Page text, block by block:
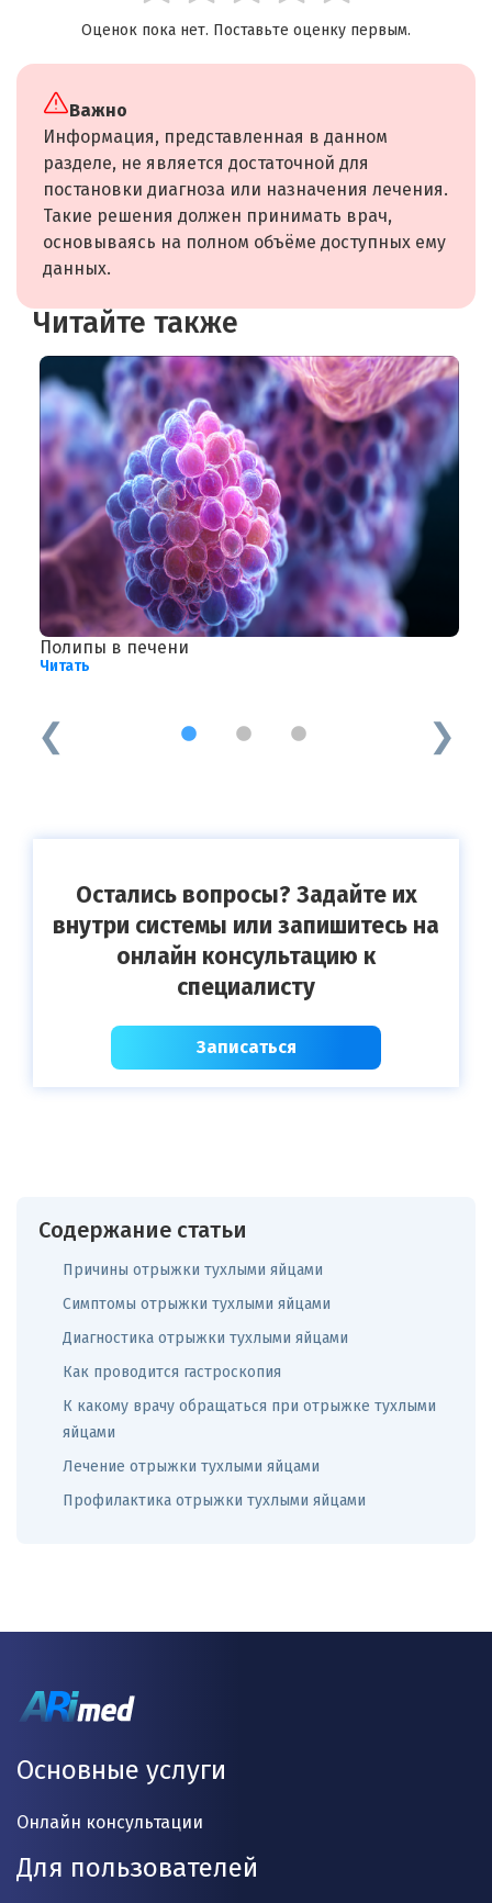
Оценок пока нет. Поставьте оценку первым.
Важно
Информация, представленная в данном
разделе, не является достаточной для
постановки диагноза или назначения лечения.
Такие решения должен принимать врач,
основываясь на полном объёме доступных ему
данных.
Читайте также
Полипы в печени
Читать
1 2 3
Остались вопросы? Задайте их
внутри системы или запишитесь на
онлайн консультацию к
специалисту
Записаться
Содержание статьи
Причины отрыжки тухлыми яйцами
Симптомы отрыжки тухлыми яйцами
Диагностика отрыжки тухлыми яйцами
Как проводится гастроскопия
К какому врачу обращаться при отрыжке тухлыми
яйцами
Лечение отрыжки тухлыми яйцами
Профилактика отрыжки тухлыми яйцами
Основные услуги
Онлайн консультации
Для пользователей